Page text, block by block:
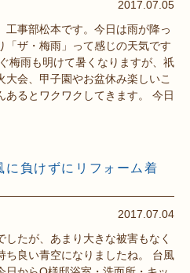
2017.07.05
工事部松本です。今日は雨が降っ
「ザ・梅雨」って感じの天気です
梅雨も明けて暑くなりますが、祇
大会、甲子園やお盆休み楽しいこ
あるとワクワクしてきます。 今日
に負けずにリフォーム着
2017.07.04
したが、あまり大きな被害もなく
ち良い青空になりましたね。 台風